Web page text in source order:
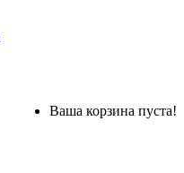
Ваша корзина пуста!